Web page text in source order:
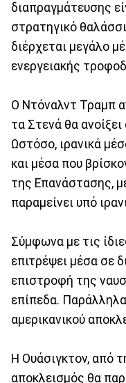
διαπραγμάτευσης
στρατηγικό
διέρχεται μεγάλο
ενεργειακής
Ο Ντόναλντ Τραμπ
τα Στενά θα
Ωστόσο, ιρανικά
και μέσα που
της Επανάστασης,
παραμείνει υπό
Σύμφωνα με τις
επιτρέψει μέσα σε
επιστροφή της
επίπεδα.
αμερικανικού
Η Ουάσιγκτον, από
αποκλεισμός θα